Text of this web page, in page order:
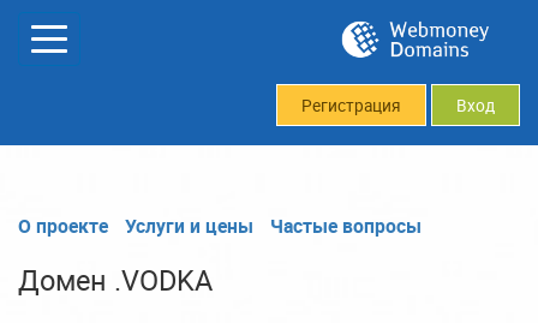
Регистрация Вход
О проекте Услуги и цены Частые вопросы
Домен .VODKA